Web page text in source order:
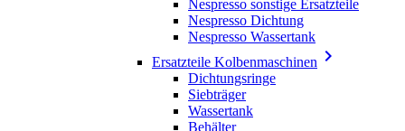
Nespresso sonstige Ersatzteile
Nespresso Dichtung
Nespresso Wassertank
Ersatzteile Kolbenmaschinen 
Dichtungsringe
Siebträger
Wassertank
Behälter